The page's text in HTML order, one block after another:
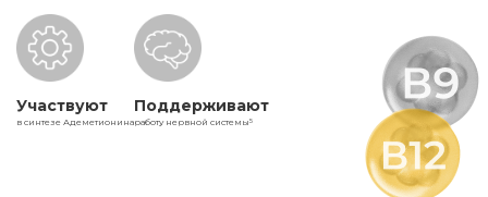
Участвуют
в синтезе Адеметионина
Поддерживают
работу нервной системы5